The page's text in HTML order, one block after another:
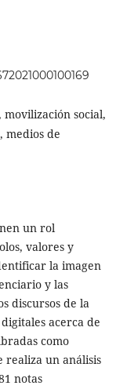
social,
medios de
un rol
valores y
la imagen
y las
discursos de la
acerca de
como
realiza un análisis
notas